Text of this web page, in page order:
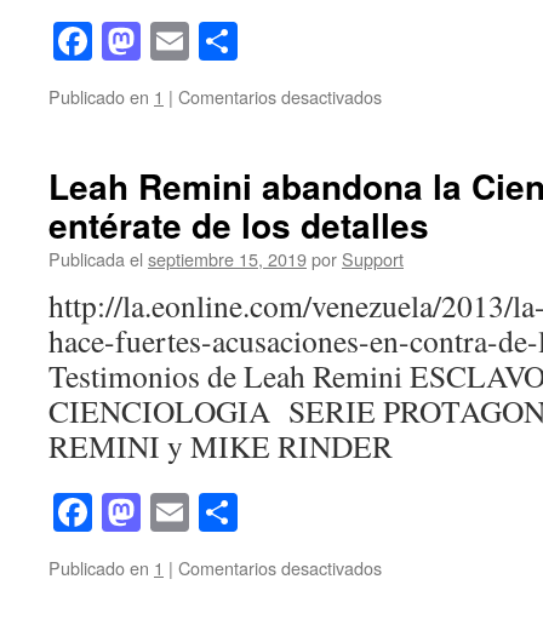
Facebook
Mastodon
Email
Publicado en 1 | Comentarios desactivadosen
XENU
.
sobre
niveles
«OT3″
niveles
superiores»
en
el
Culto
de
Leah Remini abandona la
entérate de los detalles
Publicada el septiembre 15, 2019por Support
http://la.eonline.com/venezuela/2013/
hace-fuertes-acusaciones-en-contra-
Testimonios de Leah Remini
CIENCIOLOGIA SERIE
REMINI y MIKE RINDER
Facebook
Mastodon
Email
Publicado en 1 | Comentarios desactivadosen